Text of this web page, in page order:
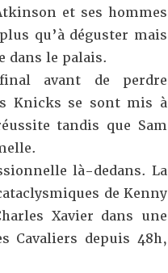
et ses hommes
qu’à déguster mais
dans le palais.
avant de perdre
Knicks se sont mis à
tandis que Sam
là-dedans. La
de Kenny
Xavier dans une
Cavaliers depuis 48h,